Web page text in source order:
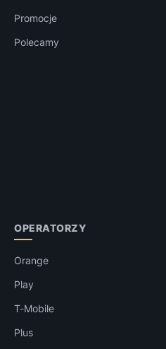
Promocje
Polecamy
OPERATORZY
Orange
Play
T-Mobile
Plus